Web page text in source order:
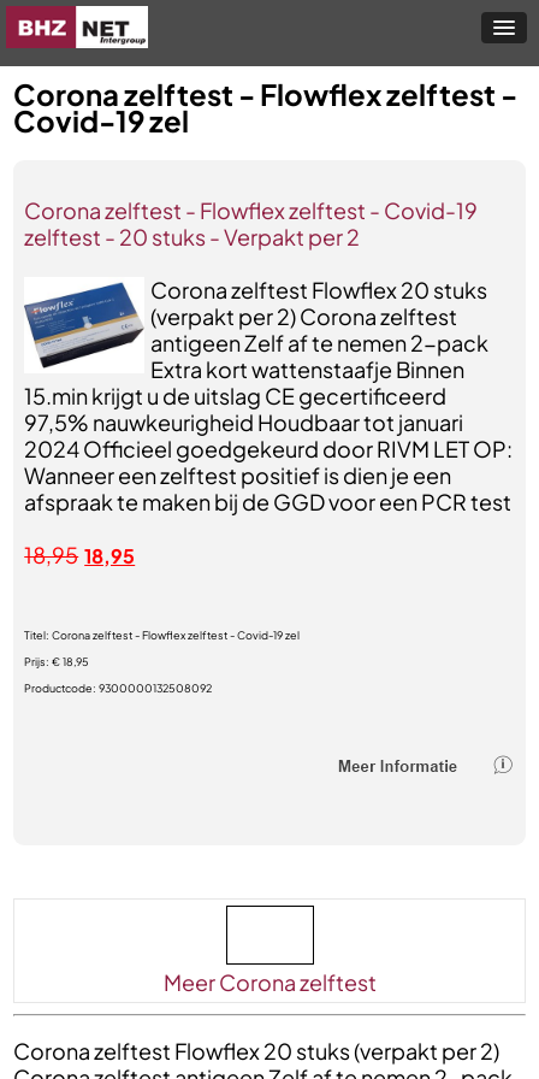
Corona zelftest - Flowflex zelftest -
Covid-19 zel
Corona zelftest - Flowflex zelftest - Covid-19
zelftest - 20 stuks - Verpakt per 2
Corona zelftest Flowflex 20 stuks
(verpakt per 2) Corona zelftest
antigeen Zelf af te nemen 2-pack
Extra kort wattenstaafje Binnen
15.min krijgt u de uitslag CE gecertificeerd
97,5% nauwkeurigheid Houdbaar tot januari
2024 Officieel goedgekeurd door RIVM LET OP:
Wanneer een zelftest positief is dien je een
afspraak te maken bij de GGD voor een PCR test
18,95 18,95
Titel:Corona zelftest - Flowflex zelftest - Covid-19 zel
Prijs:€ 18,95
Productcode:9300000132508092
Meer Corona zelftest
Corona zelftest Flowflex 20 stuks (verpakt per 2)